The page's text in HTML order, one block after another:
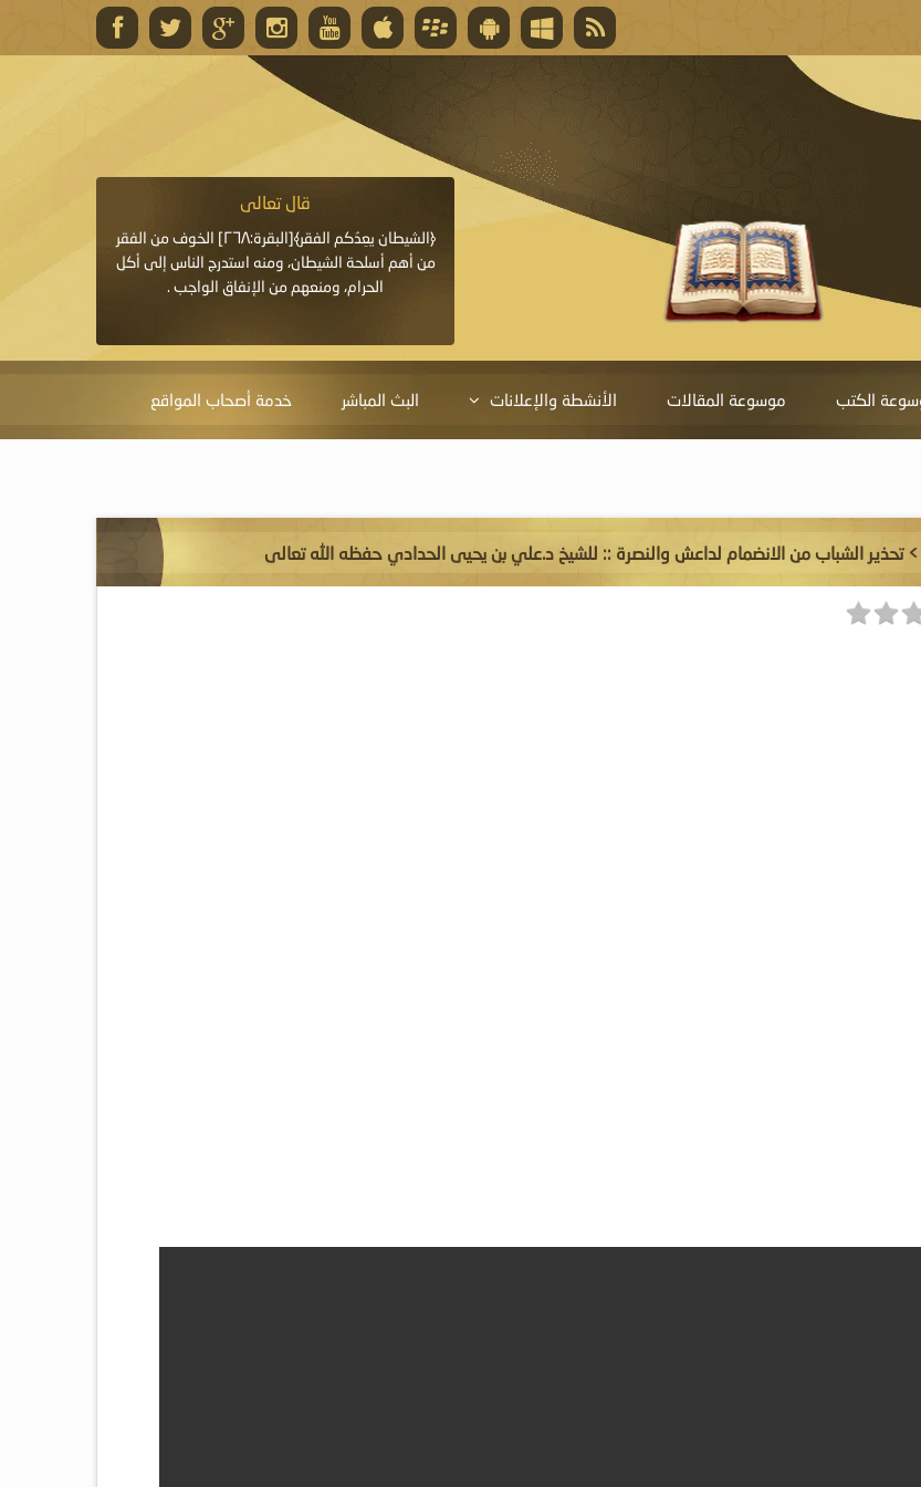
قال تعالى
المغفرة لأنها أغلى جائزة، وهي مفتاح باب العطايا التي
قال تعالى
﴿الشيطان يعِدُكم الفقر﴾[البقرة:٢٦٨] الخوف من الفقر
من أهم أسلحة الشيطان، ومنه استدرج الناس إلى أكل
الحرام، ومنعهم من الإنفاق الواجب .
الكتب موسوعة المقالات الأنشطة والإعلانات البث المباشر خدمة أصحاب المواقع
> تحذير الشباب من الانضمام لداعش والنصرة :: للشيخ د.علي بن يحيى الحدادي حفظه الله تعالى